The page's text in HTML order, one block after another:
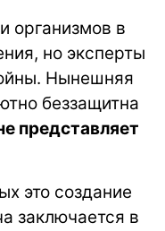
организмов в
но эксперты
Нынешняя
беззащитна
представляет
это создание
заключается в